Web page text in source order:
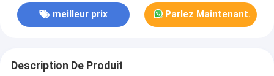
meilleur prix Parlez Maintenant.
Description De Produit